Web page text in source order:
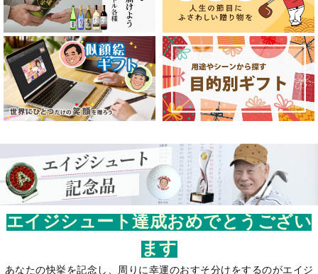
エイジシュート達成おめでとうござい
ます
あなたの快挙を記念し、周りに幸運のおすそ分けをするのがエイジ